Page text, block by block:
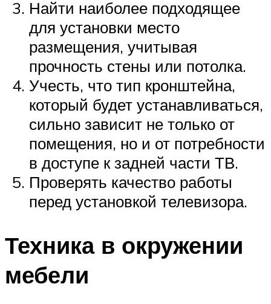
Найти наиболее подходящее
для установки место
размещения, учитывая
прочность стены или потолка.
Учесть, что тип кронштейна,
который будет устанавливаться,
сильно зависит не только от
помещения, но и от потребности
в доступе к задней части ТВ.
Проверять качество работы
перед установкой телевизора.
Техника в окружении
мебели